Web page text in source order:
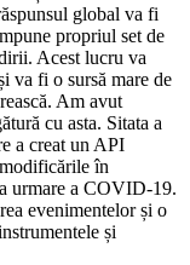
global va fi
propriul set de
Acest lucru va
va fi o sursă mare de
Am avut
cu asta. Sitata a
a creat un API
în
urmare a COVID-19.
evenimentelor și o
și